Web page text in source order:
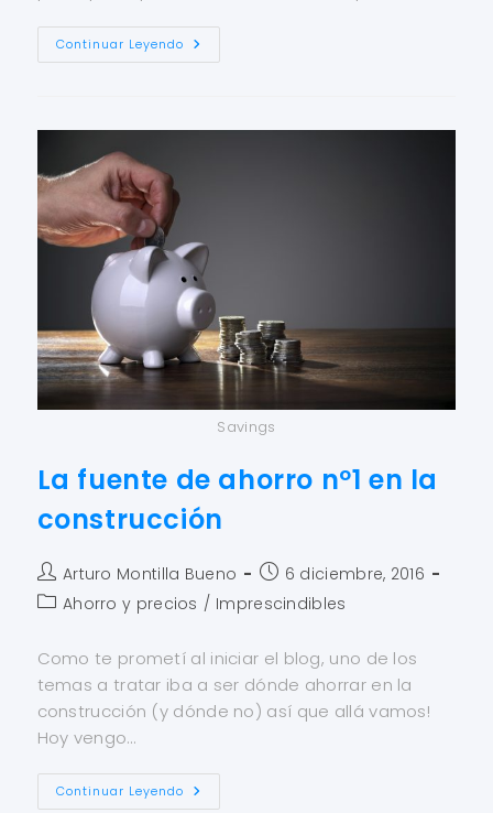
Continuar Leyendo
Savings
La fuente de ahorro nº1 en la
construcción
Arturo Montilla Bueno
6 diciembre, 2016
Ahorro y precios / Imprescindibles
Como te prometí al iniciar el blog, uno de los
temas a tratar iba a ser dónde ahorrar en la
construcción (y dónde no) así que allá vamos!
Hoy vengo…
Continuar Leyendo